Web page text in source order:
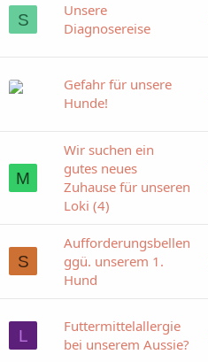
S
Unsere
Diagnosereise
Gefahr für unsere
Hunde!
M
Wir suchen ein
gutes neues
Zuhause für unseren
Loki (4)
S
Aufforderungsbellen
ggü. unserem 1.
Hund
L
Futtermittelallergie
bei unserem Aussie?